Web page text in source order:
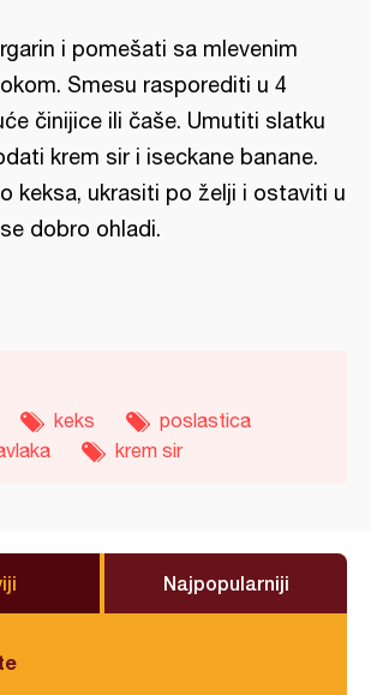
i pomešati sa mlevenim
Smesu rasporediti u 4
činijice ili čaše. Umutiti slatku
krem sir i iseckane banane.
keksa, ukrasiti po želji i ostaviti u
dobro ohladi.
keks
poslastica
krem sir
Najpopularniji